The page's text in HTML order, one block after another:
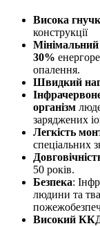
Висока
конструкції
Мінімальний
30%
опалення.
Швидкий
організм
заряджених
Легкість
спеціальних
50 років.
Безпека:
людини та
Високий